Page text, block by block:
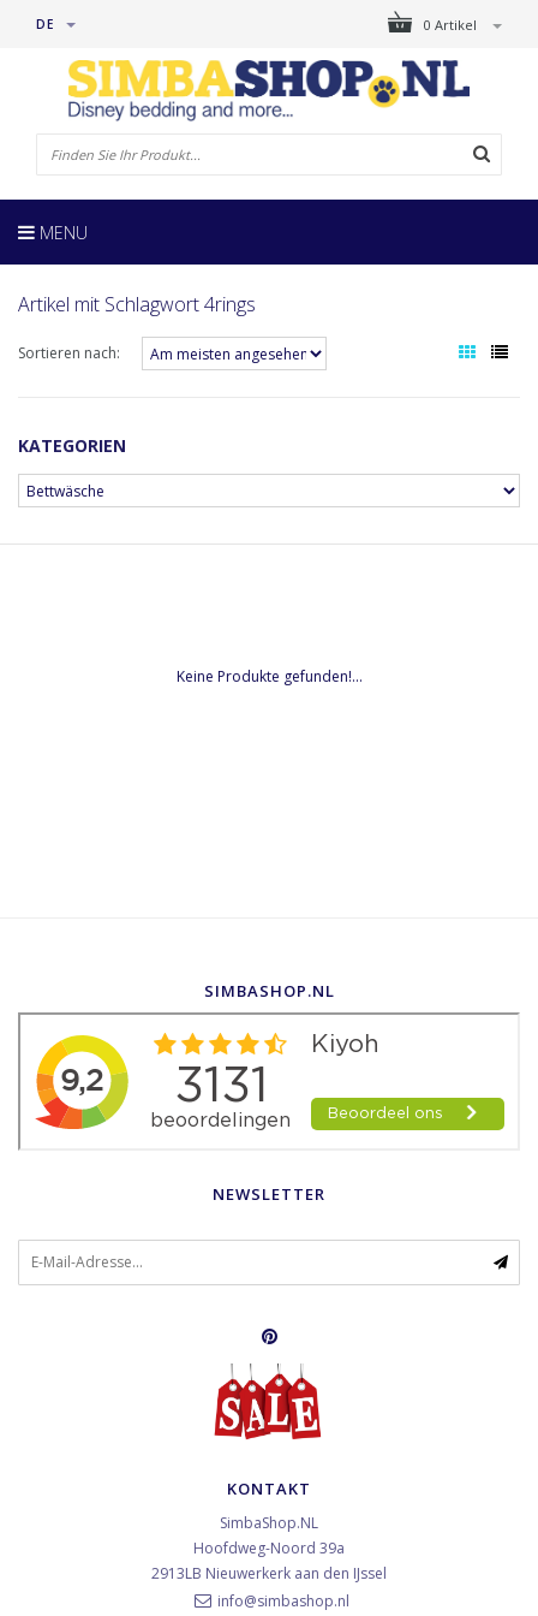
0 Artikel
DE
MENU
Artikel mit Schlagwort 4rings
Sortieren nach:
KATEGORIEN
Keine Produkte gefunden!...
SIMBASHOP.NL
NEWSLETTER
KONTAKT
SimbaShop.NL
Hoofdweg-Noord 39a
2913LB Nieuwerkerk aan den IJssel
info@simbashop.nl